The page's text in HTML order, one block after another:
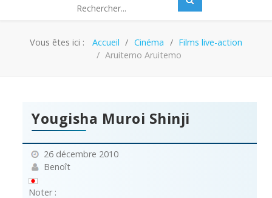
Vous êtes ici : Accueil Cinéma
Films live-action
Aruitemo Aruitemo
Yougisha Muroi Shinji
26 décembre 2010
Benoît
Noter :